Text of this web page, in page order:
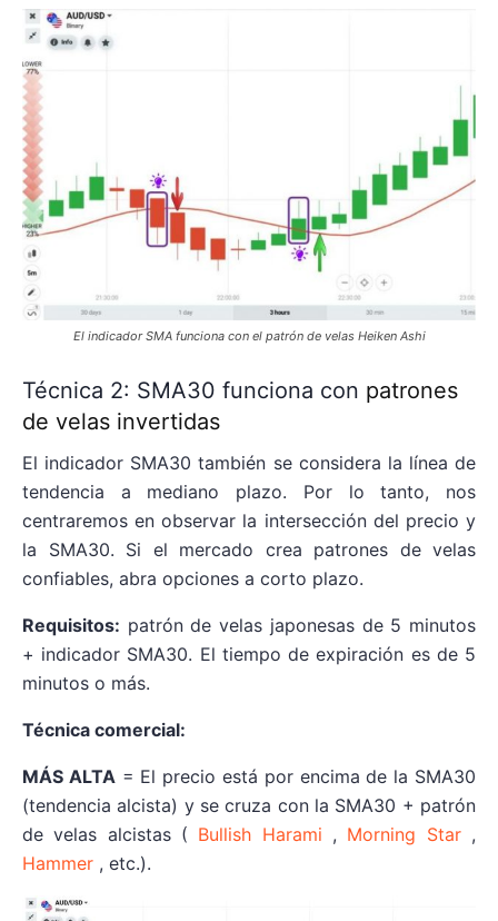
El indicador SMA funciona con el patrón de velas Heiken Ashi
Técnica 2: SMA30 funciona con patrones
de velas invertidas
El indicador SMA30 también se considera la línea de
tendencia a mediano plazo. Por lo tanto, nos
centraremos en observar la intersección del precio y
la SMA30. Si el mercado crea patrones de velas
confiables, abra opciones a corto plazo.
Requisitos: patrón de velas japonesas de 5 minutos
+ indicador SMA30. El tiempo de expiración es de 5
minutos o más.
Técnica comercial:
MÁS ALTA= El precio está por encima de la SMA30
(tendencia alcista) y se cruza con la SMA30 + patrón
de velas alcistas ( Bullish Harami , Morning Star,
Hammer , etc.).